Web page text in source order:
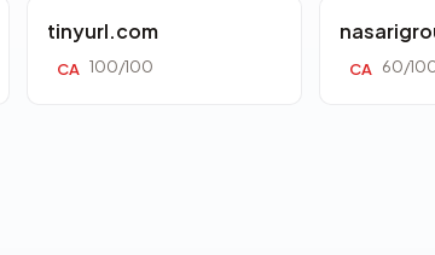
tinyurl.com
CA 100/100 CA 60/